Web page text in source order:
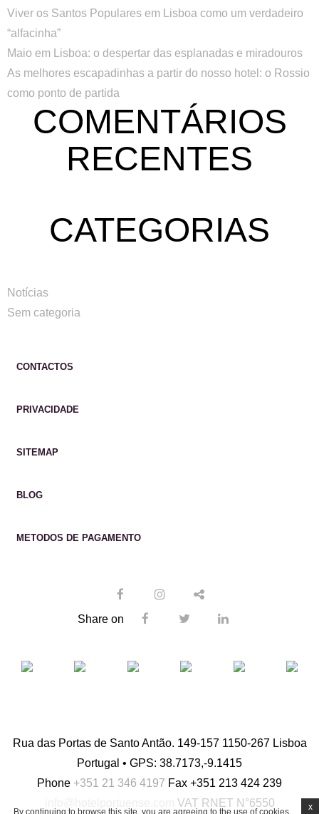
Viver os Santos Populares em Lisboa como um verdadeiro
“alfacinha”
Maio em Lisboa: o despertar das esplanadas e miradouros
As melhores escapadinhas a partir do nosso hotel: o Rossio
como ponto de partida
COMENTÁRIOS
RECENTES
CATEGORIAS
Notícias
Sem categoria
CONTACTOS
PRIVACIDADE
SITEMAP
BLOG
METODOS DE PAGAMENTO
Share on
Rua das Portas de Santo Antão. 149-157 1150-267 Lisboa
Portugal • GPS: 38.7173,-9.1415
Phone +351 21 346 4197 Fax +351 213 424 239
VAT RNET N°6550
By continuing to browse this site, you are agreeing to the use of cookies, x